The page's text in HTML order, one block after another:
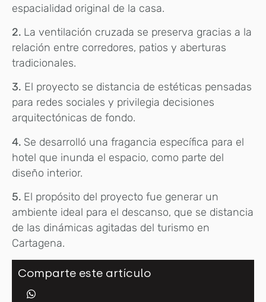
espacialidad original de la casa.
2. La ventilación cruzada se preserva gracias a la
relación entre corredores, patios y aberturas
tradicionales.
3. El proyecto se distancia de estéticas pensadas
para redes sociales y privilegia decisiones
arquitectónicas de fondo.
4. Se desarrolló una fragancia específica para el
hotel que inunda el espacio, como parte del
diseño interior.
5. El propósito del proyecto fue generar un
ambiente ideal para el descanso, que se distancia
de las dinámicas agitadas del turismo en
Cartagena.
Comparte este artículo